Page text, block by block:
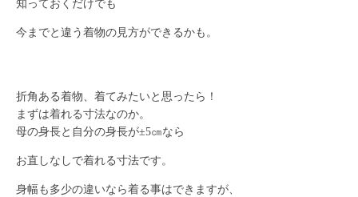
知っておくだけでも
今までと違う着物の見方ができるかも。
折角ある着物、着てみたいと思ったら！
まずは着れる寸法なのか。
母の身長と自分の身長が±5㎝なら
お直しなしで着れる寸法です。
身幅も多少の違いなら着る事はできますが、